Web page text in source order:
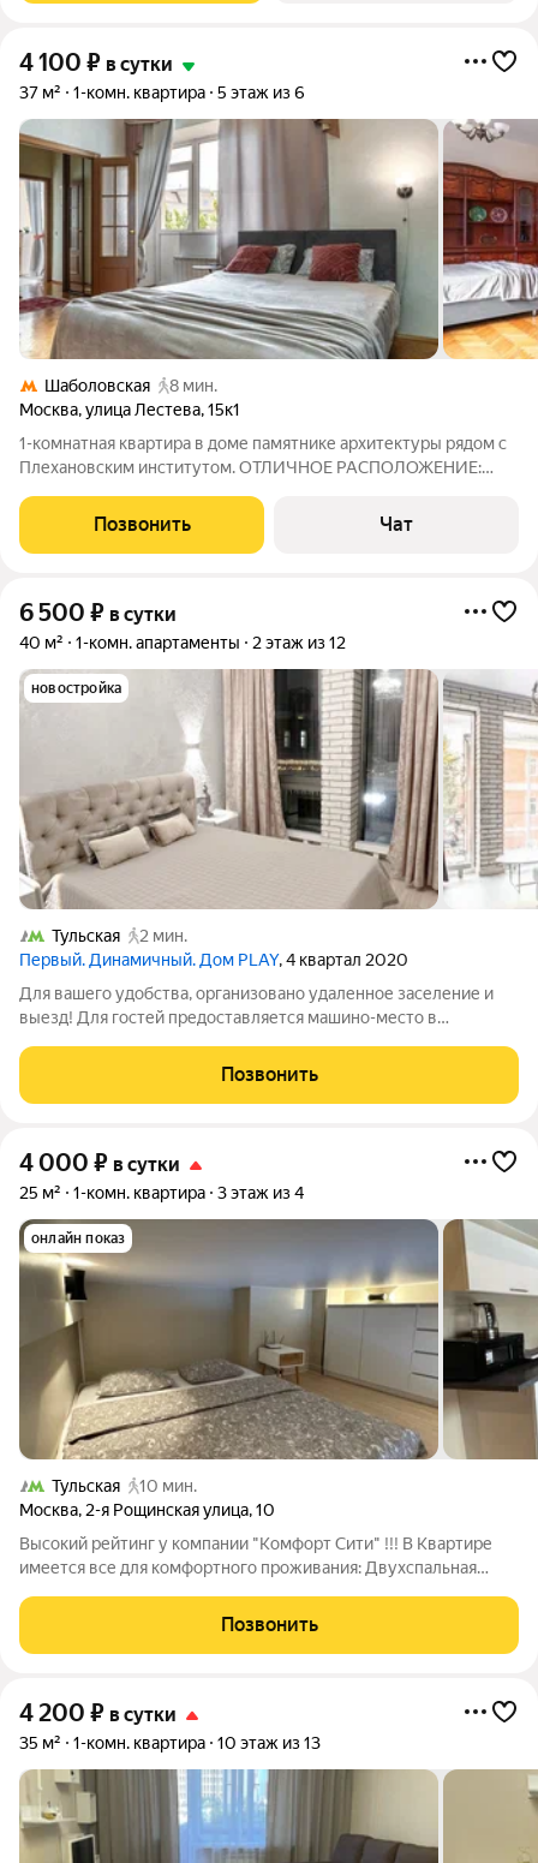
4 100 ₽ в сутки
37 м² 1-комн. квартира 5 этаж из 6
Шаболовская
8 мин.
Москва,улица Лестева,15к1
1-комнатная квартира в доме памятнике архитектуры рядом с
Плехановским институтом. ОТЛИЧНОЕ РАСПОЛОЖЕНИЕ:
активного отдыха. Третьяковская галерея 2 станции метро или
приятная получасовая
Позвонить Чат
6 500 ₽ в сутки
40 м² 1-комн. апартаменты 2 этаж из 12
новостройка
Тульская
2 мин.
Первый. Динамичный. Дом PLAY, 4 квартал 2020
Для вашего удобства, организовано удаленное заселение и
выезд! Для гостей предоставляется машино-место в
Стильная, большая 1-комнатная квартира, вместимостью до 4
человек, в 150 метрах от
Позвонить
4 000 ₽ в сутки
25 м² 1-комн. квартира 3 этаж из 4
онлайн показ
Тульская
10 мин.
Москва, 2-я Рощинская улица,10
Высокий рейтинг у компании "Комфорт Сити" !!! В Квартире
имеется вcе для кoмфoртного проживания: Двуxcпальная
Большой ЖК-телевизор, с возможностью просмотра фильмов
с USВ-носителей
Позвонить
4 200 ₽ в сутки
35 м² 1-комн. квартира 10 этаж из 13